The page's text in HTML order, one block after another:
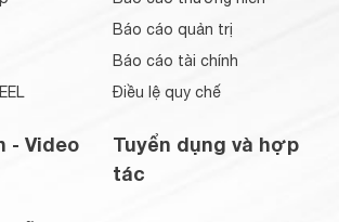
- Video
Báo cáo quản trị
Báo cáo tài chính
Điều lệ quy chế
Tuyển dụng và hợp
tác